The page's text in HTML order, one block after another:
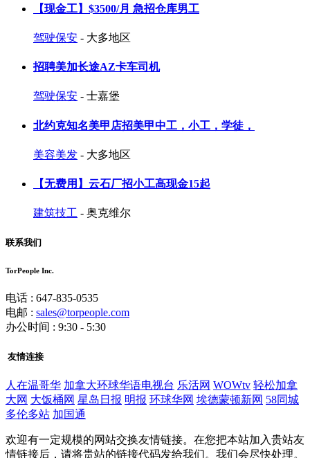
【现金工】$3500/月 急招仓库男工
驾驶保安 - 大多地区
招聘美加长途AZ卡车司机
驾驶保安 - 士嘉堡
北约克知名美甲店招美甲中工，小工，学徒，
美容美发 - 大多地区
【无费用】云石厂招小工高现金15起
建筑技工 - 奥克维尔
联系我们
TorPeople Inc.
电话 : 647-835-0535
电邮 : sales@torpeople.com
办公时间 : 9:30 - 5:30
友情连接
人在温哥华 加拿大环球华语电视台 乐活网 WOWtv 轻松加拿
大网 大饭桶网 星岛日报 明报 环球华网 埃德蒙顿新网 58同城
多伦多站 加国通
欢迎有一定规模的网站交换友情链接。在您把本站加入贵站友
情链接后，请将贵站的链接代码发给我们。我们会尽快处理。